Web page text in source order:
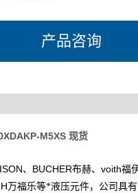
产品咨询
M5XS 现货
、 BUCHER布赫、 voith福
万福乐等*液压元件，公司具